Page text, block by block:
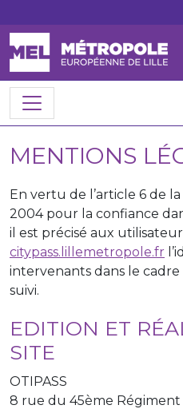
MENTIONS
En vertu de l’article 6 de
2004 pour la confiance
il est précisé aux
citypass.lillemetropole.fr
intervenants dans le cadre
suivi.
EDITION ET
SITE
OTIPASS
8 rue du 45ème Régiment